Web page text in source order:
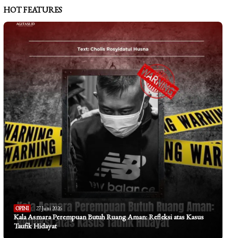
HOT FEATURES
OPINI 27 Juni 2026
Kala Asmara Perempuan Butuh Ruang Aman: Refleksi atas Kasus
Taufik Hidayat